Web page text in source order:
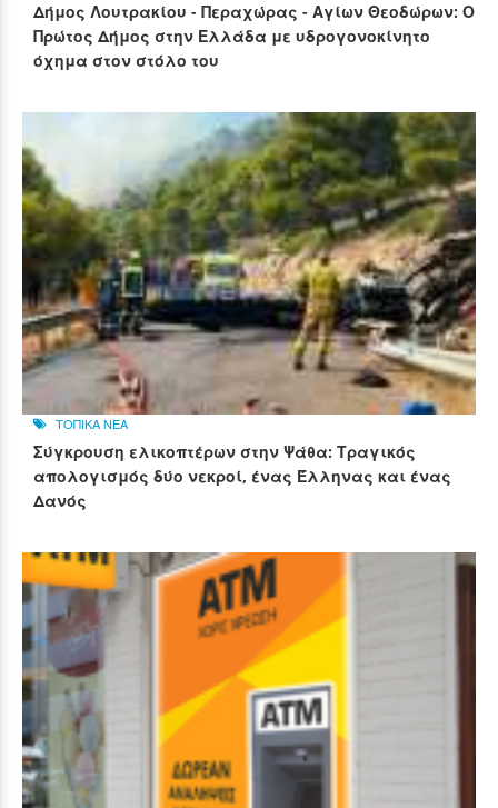
Δήμος Λουτρακίου - Περαχώρας - Αγίων Θεοδώρων: Ο
Πρώτος Δήμος στην Ελλάδα με υδρογονοκίνητο
όχημα στον στόλο του
ΤΟΠΙΚΑ ΝΕΑ
Σύγκρουση ελικοπτέρων στην Ψάθα: Τραγικός
απολογισμός δύο νεκροί, ένας Έλληνας και ένας
Δανός